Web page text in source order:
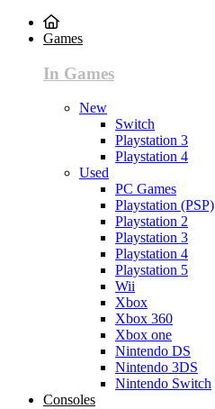
Games
In Games
New
Switch
Playstation 3
Playstation 4
Used
PC Games
Playstation (PSP)
Playstation 2
Playstation 3
Playstation 4
Playstation 5
Wii
Xbox
Xbox 360
Xbox one
Nintendo DS
Nintendo 3DS
Nintendo Switch
Consoles